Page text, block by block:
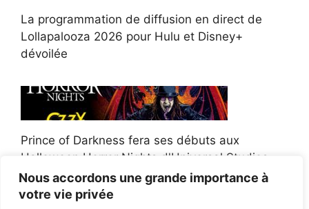
Nous accordons une grande importance à
votre vie privée
La programmation de diffusion en direct de
Lollapalooza 2026 pour Hulu et Disney+
dévoilée
Prince of Darkness fera ses débuts aux
Halloween Horror Nights d'Universal Studios